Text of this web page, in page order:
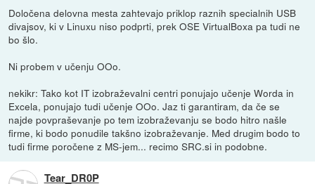
Določena delovna mesta zahtevajo priklop raznih specialnih USB
divajsov, ki v Linuxu niso podprti, prek OSE VirtualBoxa pa tudi ne
bo šlo.
Ni probem v učenju OOo.
nekikr: Tako kot IT izobraževalni centri ponujajo učenje Worda in
Excela, ponujajo tudi učenje OOo. Jaz ti garantiram, da če se
najde povpraševanje po tem izobraževanju se bodo hitro našle
firme, ki bodo ponudile takšno izobraževanje. Med drugim bodo to
tudi firme poročene z MS-jem... recimo SRC.si in podobne.
Tear_DR0P